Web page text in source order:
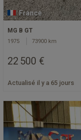
France
MG B GT
1975 73900 km
22 500 €
Actualisé il y a 65 jours